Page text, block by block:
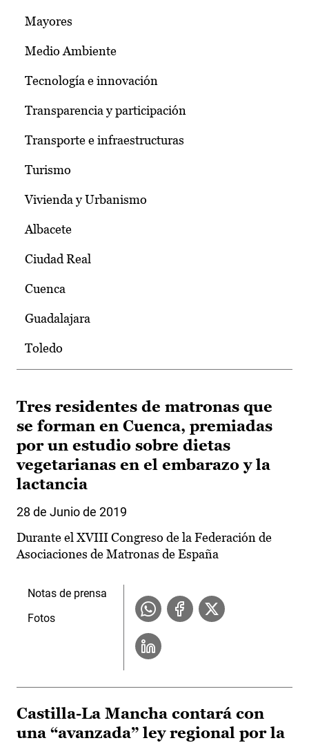
Mayores
Medio Ambiente
Tecnología e innovación
Transparencia y participación
Transporte e infraestructuras
Turismo
Vivienda y Urbanismo
Albacete
Ciudad Real
Cuenca
Guadalajara
Toledo
Tres residentes de matronas que
se forman en Cuenca, premiadas
por un estudio sobre dietas
vegetarianas en el embarazo y la
lactancia
28 de Junio de 2019
Durante el XVIII Congreso de la Federación de
Asociaciones de Matronas de España
Notas de prensa
Fotos
Castilla-La Mancha contará con
una “avanzada” ley regional por la